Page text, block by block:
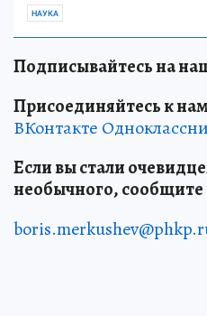
НАУКА
Подписывайтесь на
Присоединяйтесь к
ВКонтакте
Если вы стали
необычного, сообщите